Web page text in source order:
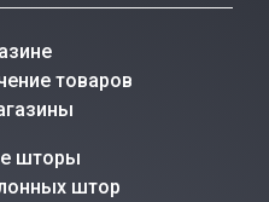
товаров
шторы
штор